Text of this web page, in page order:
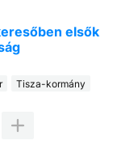
elsők
Tisza-kormány